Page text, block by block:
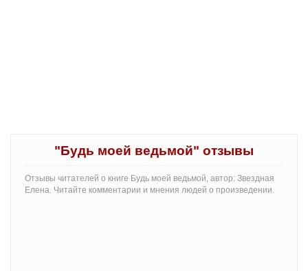
"Будь моей ведьмой" отзывы
Отзывы читателей о книге Будь моей ведьмой, автор: Звездная
Елена. Читайте комментарии и мнения людей о произведении.